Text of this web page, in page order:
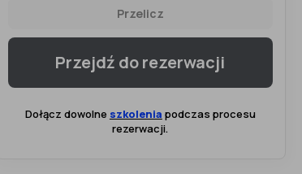
Przelicz
Przejdź do rezerwacji
Dołącz dowolne szkolenia podczas procesu
rezerwacji.